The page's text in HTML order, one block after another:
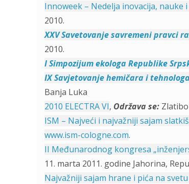
Innoweek – Nedelja inovacija, nauke
2010.
XXV Savetovanje savremeni pravci
2010.
I Simpozijum ekologa Republike
IX Savjetovanje hemičara i
Banja Luka
2010 ELECTRA VI, Održava se:
ISM – Najveći i najvažniji sajam
www.ism-cologne.com.
II Međunarodnog kongresa
11. marta 2011. godine Jahorina,
Najvažniji sajam hrane i pića na svetu